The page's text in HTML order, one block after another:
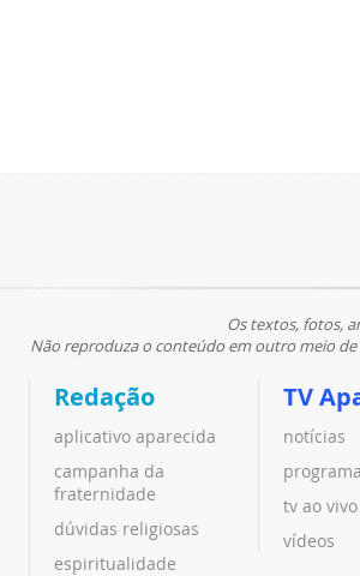
Os textos, fotos,
Não reproduza o conteúdo em outro meio
Redação
aplicativo aparecida
campanha da
fraternidade
dúvidas religiosas
espiritualidade
TV
notícias
tv ao vivo
vídeos